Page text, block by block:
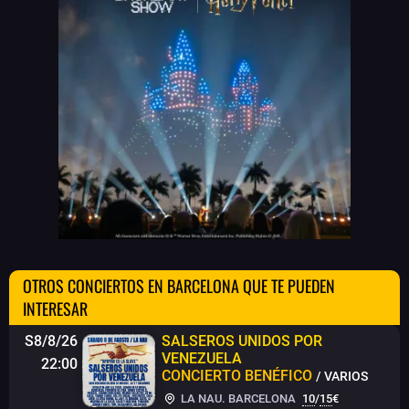
OTROS CONCIERTOS EN BARCELONA QUE TE PUEDEN
INTERESAR
S8/8/26
22:00
SALSEROS UNIDOS POR
VENEZUELA
CONCIERTO BENÉFICO / VARIOS
LA NAU. BARCELONA 10/15€